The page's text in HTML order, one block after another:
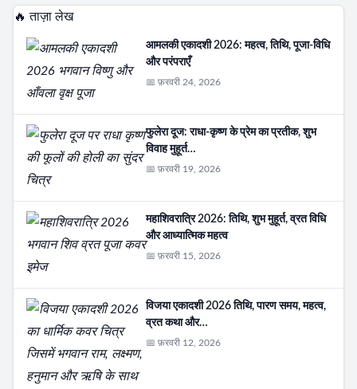
🔥 ताज़ा लेख
आमलकी एकादशी 2026: महत्व, तिथि, पूजा-विधि
और परंपराएँ
📅 फ़रवरी 24, 2026
फुलेरा दूज: राधा-कृष्ण के प्रेम का प्रतीक, शुभ
विवाह मुहूर्त…
📅 फ़रवरी 19, 2026
महाशिवरात्रि 2026: तिथि, शुभ मुहूर्त, व्रत विधि
और आध्यात्मिक महत्व
📅 फ़रवरी 15, 2026
विजया एकादशी 2026 तिथि, पारण समय, महत्व,
व्रत कथा और…
📅 फ़रवरी 12, 2026